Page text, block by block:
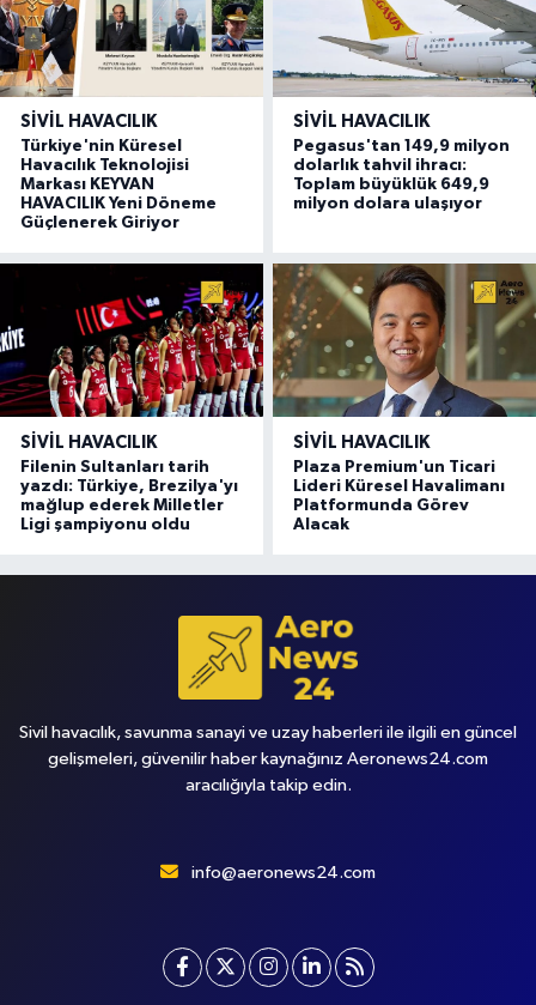
SIVIL HAVACILIK
Türkiye'nin Küresel
Havacılık Teknolojisi
Markası KEYVAN
HAVACILIK Yeni Döneme
Güçlenerek Giriyor
SIVIL HAVACILIK
Pegasus'tan 149,9 milyon
dolarlık tahvil ihracı:
Toplam büyüklük 649,9
milyon dolara ulaşıyor
SIVIL HAVACILIK
Filenin Sultanları tarih
yazdı: Türkiye, Brezilya'yı
mağlup ederek Milletler
Ligi şampiyonu oldu
SIVIL HAVACILIK
Plaza Premium'un Ticari
Lideri Küresel Havalimanı
Platformunda Görev
Alacak
Sivil havacılık, savunma sanayi ve uzay haberleri ile ilgili en güncel
gelişmeleri, güvenilir haber kaynağınız Aeronews24.com
aracılığıyla takip edin.
info@aeronews24.com